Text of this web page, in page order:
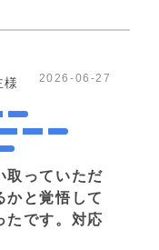
様 2026-06-27
取っていただ
かと覚悟して
たです。対応